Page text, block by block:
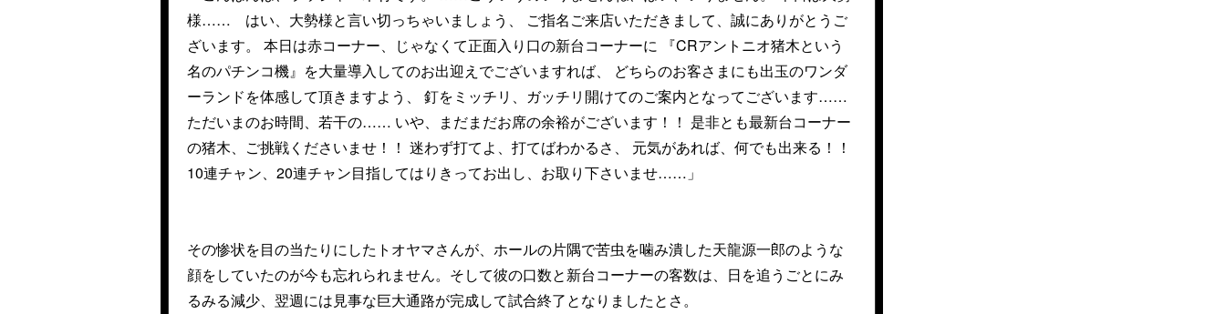
様…… はい、大勢様と言い切っちゃいましょう、 ご指名ご来店いただきまして、誠にありがとうご
ざいます。 本日は赤コーナー、じゃなくて正面入り口の新台コーナーに 『CRアントニオ猪木という
名のパチンコ機』を大量導入してのお出迎えでございますれば、 どちらのお客さまにも出玉のワンダ
ーランドを体感して頂きますよう、 釘をミッチリ、ガッチリ開けてのご案内となってございます……
ただいまのお時間、若干の…… いや、まだまだお席の余裕がございます！！ 是非とも最新台コーナー
の猪木、ご挑戦くださいませ！！ 迷わず打てよ、打てばわかるさ、 元気があれば、何でも出来る！！
10連チャン、20連チャン目指してはりきってお出し、お取り下さいませ……」
その惨状を目の当たりにしたトオヤマさんが、ホールの片隅で苦虫を噛み潰した天龍源一郎のような
顔をしていたのが今も忘れられません。そして彼の口数と新台コーナーの客数は、日を追うごとにみ
るみる減少、翌週には見事な巨大通路が完成して試合終了となりましたとさ。